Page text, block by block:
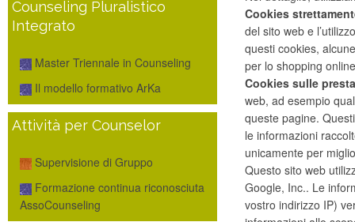
Cookies
del sito web e
questi cookies,
per lo shopping
Cookies sulle
web, ad esempio
queste pagine.
le informazioni
unicamente per
Questo sito web
Google, Inc.. Le
vostro indirizzo IP)
Counseling Pluralistico
Integrato
Master Triennale in Counseling
Il modello formativo ArKa
Attività per Counselor
Supervisione di Gruppo
Formazione continua riconosciuta
AssoCounseling